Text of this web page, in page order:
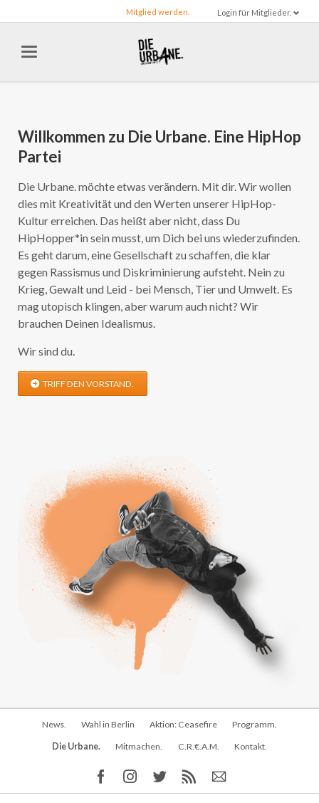
Login für Mitglieder.
Mitglied werden.
Willkommen zu Die Urbane. Eine HipHop
Partei
Die Urbane. möchte etwas verändern. Mit dir. Wir wollen
dies mit Kreativität und den Werten unserer HipHop-
Kultur erreichen. Das heißt aber nicht, dass Du
HipHopper*in sein musst, um Dich bei uns wiederzufinden.
Es geht darum, eine Gesellschaft zu schaffen, die klar
gegen Rassismus und Diskriminierung aufsteht. Nein zu
Krieg, Gewalt und Leid - bei Mensch, Tier und Umwelt. Es
mag utopisch klingen, aber warum auch nicht? Wir
brauchen Deinen Idealismus.
Wir sind du.
TRIFF DEN VORSTAND.
Navigation
News. Wahl in Berlin Aktion: Ceasefire Programm.
Die Urbane. Mitmachen. C.R.€.A.M. Kontakt.